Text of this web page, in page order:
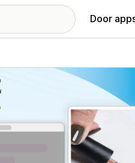
Door